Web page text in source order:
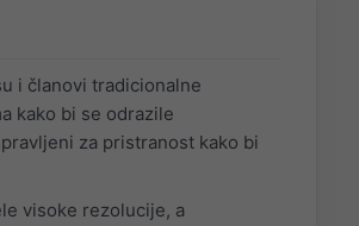
i članovi tradicionalne
kako bi se odrazile
za pristranost kako bi
visoke rezolucije, a